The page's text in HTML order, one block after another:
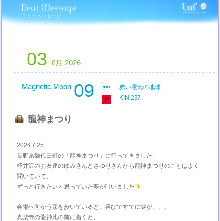
03 8月 2026
Magnetic Moon 09
赤い電気の地球
KIN 237
龍神まつり
2026.7.25
長野県御代田町の「龍神まつり」に行ってきました。
軽井沢のお友達のゆみさんとさゆりさんから龍神まつりのことはよく
聞いていて、
ずっと行きたいと思っていた夢が叶いました
会場へ向かう森を歩いていると、喜びですでに涙が。。。
真楽寺の龍神池の前に着くと、